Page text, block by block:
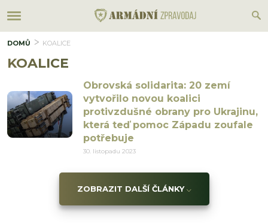
DOMŮ KOALICE
KOALICE
Obrovská solidarita: 20 zemí
vytvořilo novou koalici
protivzdušné obrany pro Ukrajinu,
která teď pomoc Západu zoufale
potřebuje
30. listopadu 2023
ZOBRAZIT DALŠÍ ČLÁNKY